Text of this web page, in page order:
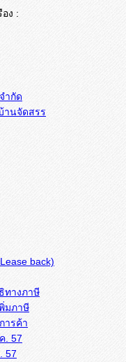
ง :
ำกัด
านจัดสรร
back)
ทางภาษี
มภาษี
ารค้า
. 57